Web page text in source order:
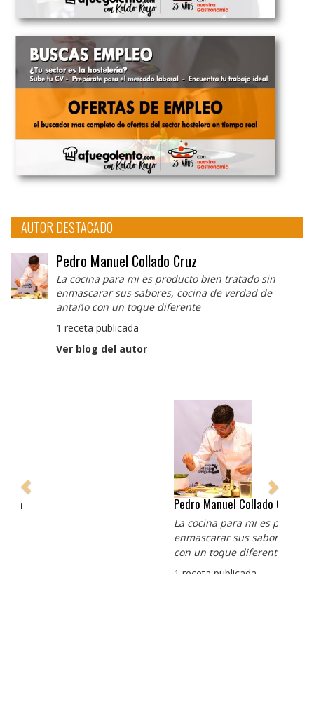
AUTOR DESTACADO
Pedro Manuel Collado Cruz
La cocina para mi es producto bien tratado sin
enmascarar sus sabores, cocina de verdad de
antaño con un toque diferente
1 receta publicada
Ver blog del autor
Pedro Manuel Collado Cruz
La cocina para mi es producto bien tratado sin
enmascarar sus sabores, cocina de verdad de antaño